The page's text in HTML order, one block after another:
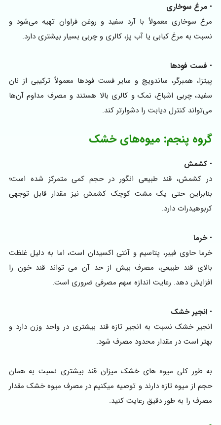
• مرغ سوخاری
مرغ سوخاری معمولاً با آرد سفید و روغن فراوان تهیه می‌شود و
نسبت به مرغ کبابی یا آب‌ پز، کالری و چربی بسیار بیشتری دارد.
• فست‌ فودها
پیتزا، همبرگر، ساندویچ‌ و سایر فست‌ فودها معمولاً ترکیبی از نان
سفید، چربی اشباع، نمک و کالری بالا هستند و مصرف مداوم آن‌ها
می‌تواند کنترل دیابت را دشوارتر کند.
گروه پنجم: میوه‌های خشک
• کشمش
در کشمش، قند طبیعی انگور در حجم کمی متمرکز شده است؛
بنابراین حتی یک مشت کوچک کشمش نیز مقدار قابل توجهی
کربوهیدرات دارد.
•خرما
خرما حاوی فیبر، پتاسیم و آنتی‌ اکسیدان است، اما به دلیل غلظت
بالای قند طبیعی، مصرف بیش از حد آن می‌ تواند قند خون را
افزایش دهد. رعایت اندازه سهم مصرفی ضروری است.
• انجیر خشک
انجیر خشک نسبت به انجیر تازه قند بیشتری در واحد وزن دارد و
بهتر است در مقدار محدود مصرف شود.
به طور کلی میوه های خشک میزان قند بیشتری نسبت به همان
حجم از میوه تازه دارند و توصیه میکنیم در مصرف میوه خشک مقدار
مصرف را به طور دقیق رعایت کنید.